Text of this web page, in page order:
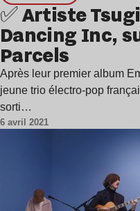
✅ Artiste
Dancing Inc,
Parcels
Après leur premier album
jeune trio électro-pop
sorti…
6 avril 2021